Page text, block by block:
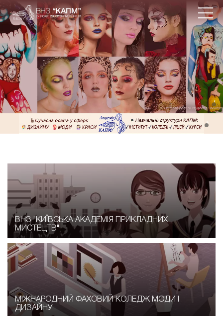
Візаж,фейс-арт, боді-арт
ІНСТИТУТ / КОЛЕДЖ / ЛІЦЕЙ / КУРСИ
ВНЗ "КИЇВСЬКА АКАДЕМІЯ ПРИКЛАДНИХ
МИСТЕЦТВ"
МІЖНАРОДНИЙ ФАХОВИЙ КОЛЕДЖ МОДИ І
ДИЗАЙНУ